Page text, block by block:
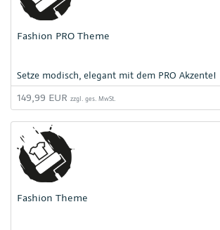
Fashion PRO Theme
Setze modisch, elegant mit dem PRO Akzente!
149,99 EUR zzgl. ges. MwSt.
Fashion Theme